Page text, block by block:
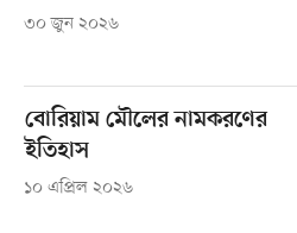
৩০ জুন ২০২৬
বোরিয়াম মৌলের নামকরণের
ইতিহাস
১০ এপ্রিল ২০২৬